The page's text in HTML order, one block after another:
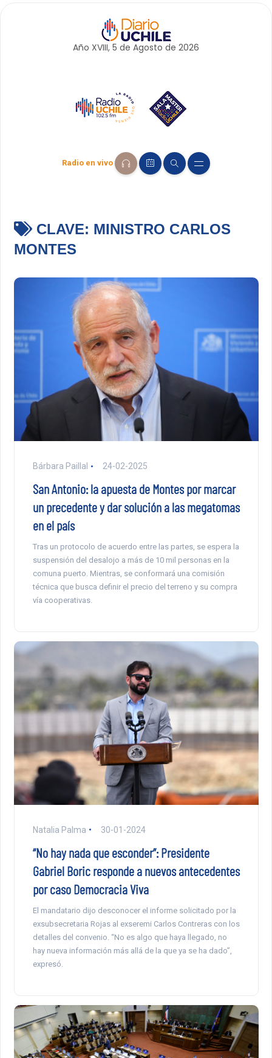
Año XVIII, 5 de Agosto de 2026
Radio en vivo
CLAVE: MINISTRO CARLOS
MONTES
Bárbara Paillal 24-02-2025
San Antonio: la apuesta de Montes por marcar
un precedente y dar solución a las megatomas
en el país
Tras un protocolo de acuerdo entre las partes, se espera la
suspensión del desalojo a más de 10 mil personas en la
comuna puerto. Mientras, se conformará una comisión
técnica que busca definir el precio del terreno y su compra
vía cooperativas.
Natalia Palma 30-01-2024
“No hay nada que esconder”: Presidente
Gabriel Boric responde a nuevos antecedentes
por caso Democracia Viva
El mandatario dijo desconocer el informe solicitado por la
exsubsecretaria Rojas al exseremi Carlos Contreras con los
detalles del convenio. “No es algo que haya llegado, no
hay nueva información más allá de la que ya se ha dado”,
expresó.